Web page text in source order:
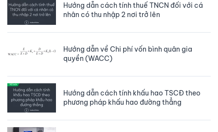
Hướng dẫn cách tính thuế TNCN đối với cá
nhân có thu nhập 2 nơi trở lên
Hướng dẫn về Chi phí vốn bình quân gia
quyền (WACC)
Hướng dẫn cách tính khấu hao TSCĐ theo
phương pháp khấu hao đường thẳng